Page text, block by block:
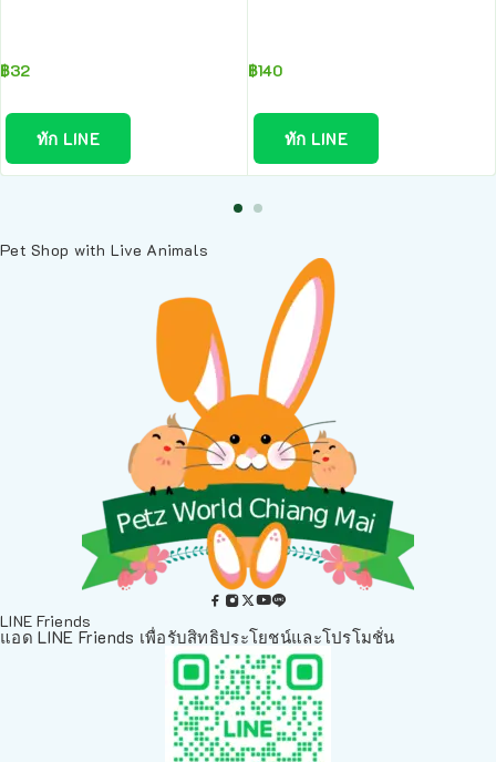
฿32
ทัก LINE
฿140
ทัก LINE
Pet Shop with Live Animals
LINE Friends
แอด LINE Friends เพื่อรับสิทธิประโยชน์และโปรโมชั่น